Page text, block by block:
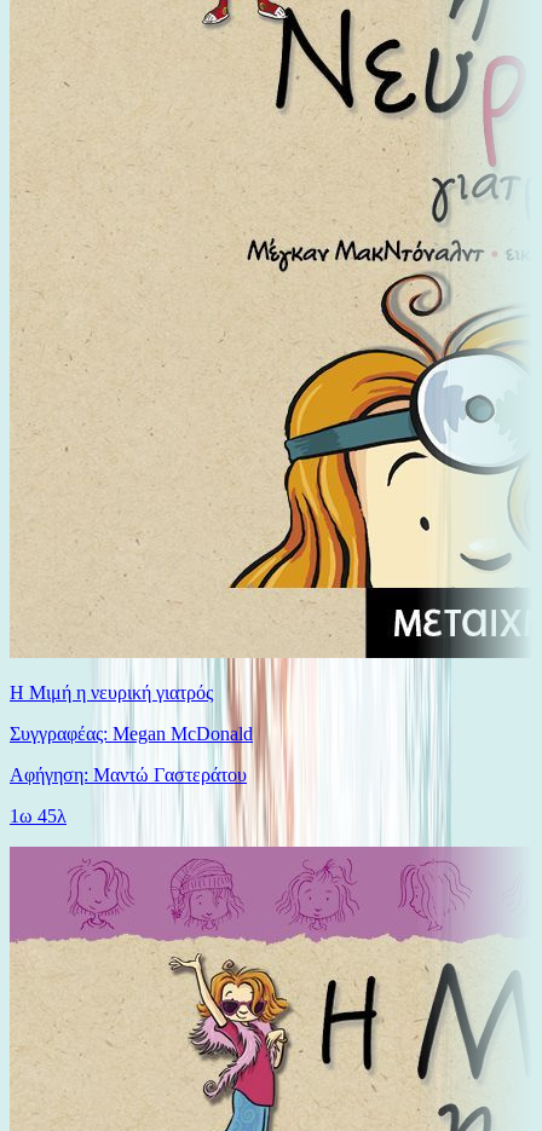
Η Μιμή η νευρική γιατρός
Συγγραφέας: Megan McDonald
Αφήγηση: Μαντώ Γαστεράτου
1ω 45λ